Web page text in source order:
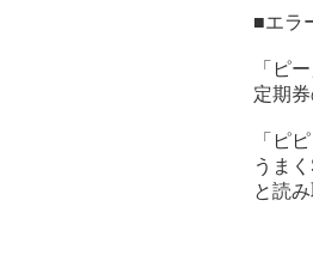
■エラ
「ピー
定期
「ピ
うま
と読